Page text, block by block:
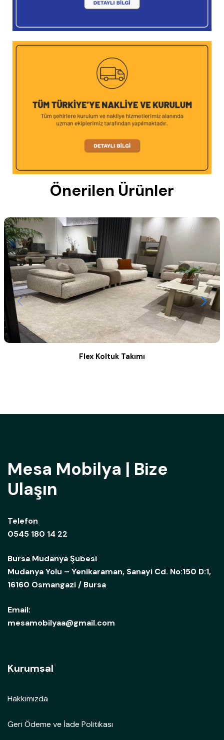
Önerilen Ürünler
Flex Koltuk Takımı
Mesa Mobilya | Bize
Ulaşın
Telefon
0545 180 14 22
Bursa Mudanya Şubesi
Mudanya Yolu – Yenikaraman, Sanayi Cd. No:150 D:1,
16160 Osmangazi / Bursa
Email:
mesamobilyaa@gmail.com
Kurumsal
Hakkımızda
Geri Ödeme ve İade Politikası